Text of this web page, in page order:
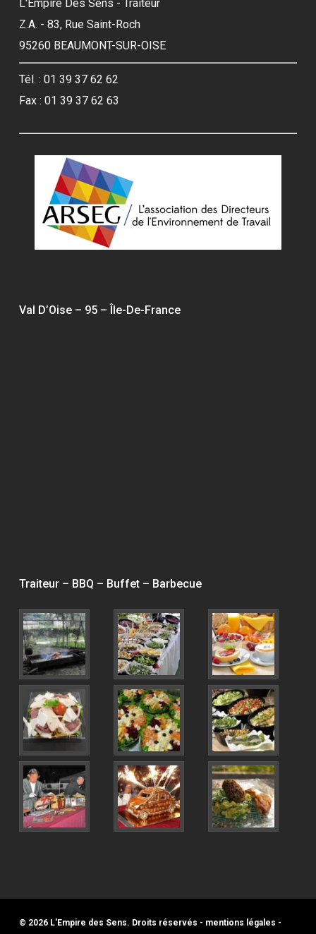
L'Empire Des Sens - Traiteur
Z.A. - 83, Rue Saint-Roch
95260 BEAUMONT-SUR-OISE
Tél. : 01 39 37 62 62
Fax : 01 39 37 62 63
Val D’Oise – 95 – Île-De-France
Traiteur – BBQ – Buffet – Barbecue
© 2026 L'Empire des Sens. Droits réservés - mentions légales -